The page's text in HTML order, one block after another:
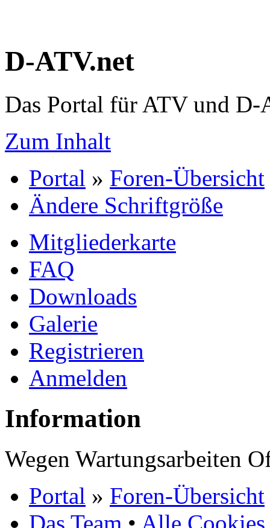
D-ATV.net
Das Portal für ATV und D-
Zum Inhalt
Portal » Foren-Übersicht
Ändere Schriftgröße
Mitgliederkarte
FAQ
Downloads
Galerie
Registrieren
Anmelden
Information
Wegen Wartungsarbeiten
Portal » Foren-Übersicht
Das Team • Alle Cookies